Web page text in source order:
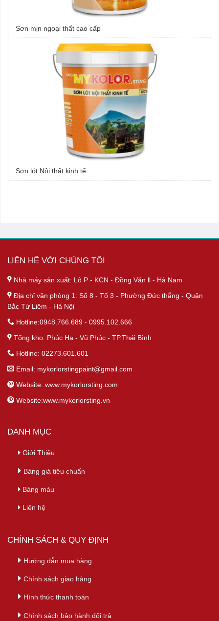
Sơn mịn ngoại thất cao cấp
Sơn lót Nội thất kinh tế
LIÊN HỆ VỚI CHÚNG TÔI
Nhà máy sản xuất: Lô P - KCN - Đồng Văn ll - Hà Nam
Địa chỉ văn phòng 1: Số 8 - Tổ 3 - Phường Đức thắng - Quận
Bắc Từ Liêm - Hà Nội
Hotline:0948.766.689 - 0995.102.666
Tổng kho: Phúc Hạ - Vũ Phúc - TP.Thái Bình
Hotline: 02273.601.601
Email: mykorlorstingpaint@gmail.com
Website: www.mykorlorsting.com
Website:www.mykorlorsting.vn
DANH MỤC
Giới Thiệu
Bảng giá tiêu chuẩn
Bảng màu
Liên hệ
CHÍNH SÁCH & QUY ĐỊNH
Hướng dẫn mua hàng
Chính sách giao hàng
Hình thức thanh toán
Chính sách bảo hành đổi trả